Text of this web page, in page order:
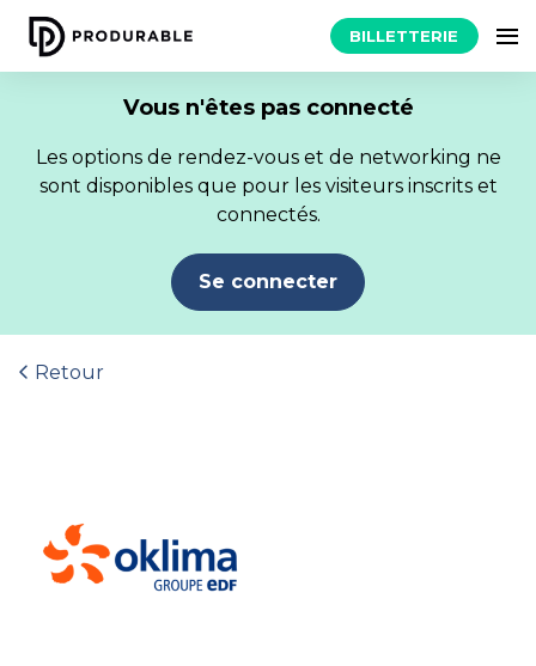
BILLETTERIE
Vous n'êtes pas connecté
Les options de rendez-vous et de networking ne
sont disponibles que pour les visiteurs inscrits et
connectés.
Se connecter
Retour